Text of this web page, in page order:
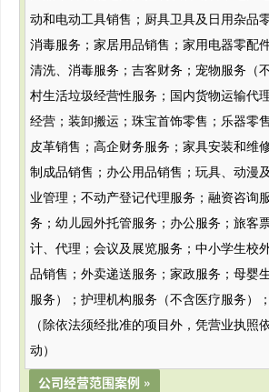
动和电动工具销售；厨具卫具及日用杂品
消毒服务；家居用品销售；家用电器零配
清洗、消毒服务；吉客财务；宠物服务（
村生活垃圾经营性服务；国内货物运输代
经营；装卸搬运；珠宝首饰零售；乐器零
皮革销售；高企财务服务；家具安装和维
制成品销售；办公用品销售；玩具、动漫
业管理；不动产登记代理服务；融资咨询
务；幼儿园外托管服务；办公服务；旅客
计、代理；会议及展览服务；中小学生校
品销售；外卖递送服务；家政服务；母婴
服务）；护理机构服务（不含医疗服务）
（除依法须经批准的项目外，凭营业执照
动）
公司经营范围案例 »